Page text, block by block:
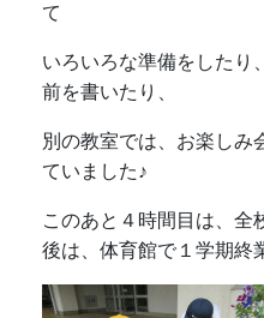
て
いろいろな準備をしたり
前を書いたり、
別の教室では、お楽しみ
ていました♪
このあと４時間目は、全
後は、体育館で１学期終